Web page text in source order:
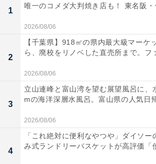
イタリアから「SPONTINI」オーナーのマッシモ・
け付け、オープンを祝った。2015年の東京への出
1
唯一のコメダ大判焼き店も！ 東名阪・
2026/08/06
2
【千葉県】918㎡の県内最大級マーケ
ら、廃校をリノベした直売所まで。フ
2026/08/06
3
立山連峰と富山湾を望む展望風呂に、
mの海洋深層水風呂。富山県の人気日
2026/08/06
4
「これ絶対に便利なやつや」ダイソー
み式ランドリーバスケットが高評価「